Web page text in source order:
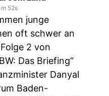
52s
junge
oft schwer an
2 von
Das Briefing“
Danyal
Baden-